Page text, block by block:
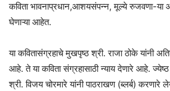
कविता भावनाप्रधान,आशयसंपन्न, मूल्ये रुजवणा-या
घेणाऱ्या आहेत.
या कवितासंग्रहाचे मुखपृष्ठ श्री. राजा ठोके यांनी
आहे. ते या कविता संग्रहासाठी न्याय देणारे आहे.
श्री. विजय चोरमारे यांनी पाठराखण (ब्लर्ब)